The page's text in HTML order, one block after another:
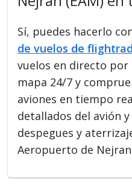
Sí, puedes hacerlo
de vuelos de
vuelos en directo
mapa 24/7 y
aviones en tiempo
detallados del avión
despegues y
Aeropuerto de